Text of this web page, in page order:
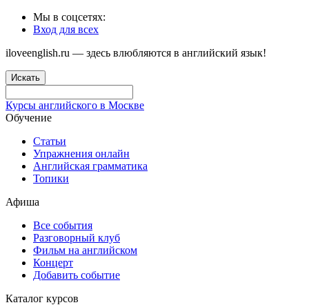
Мы в соцсетях:
Вход для всех
iloveenglish.ru — здесь влюбляются в английский язык!
Искать
Курсы английского в Москве
Обучение
Статьи
Упражнения онлайн
Английская грамматика
Топики
Афиша
Все события
Разговорный клуб
Фильм на английском
Концерт
Добавить событие
Каталог курсов